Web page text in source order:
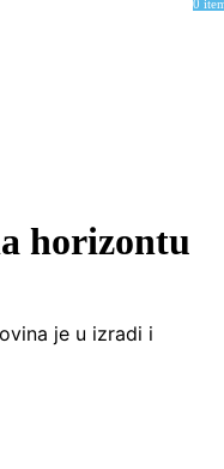
0
horizontu
je u izradi i